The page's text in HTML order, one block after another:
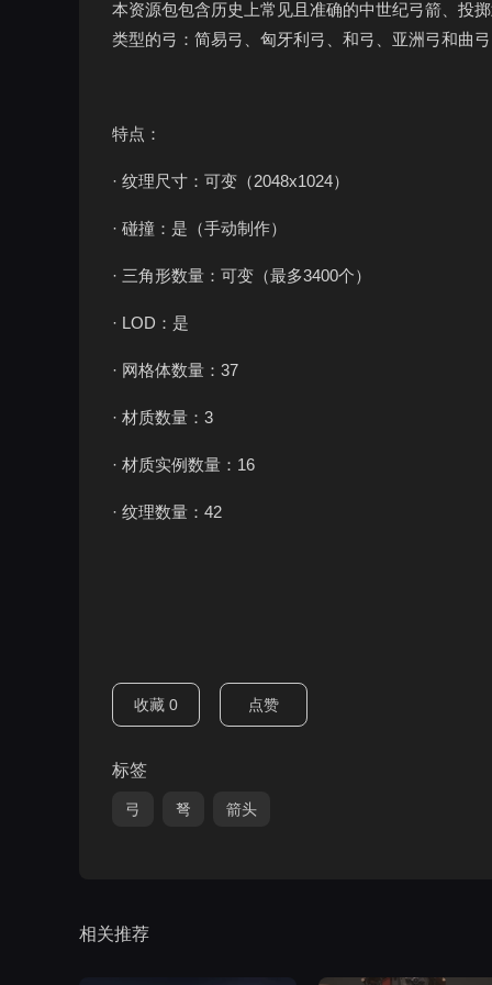
本资源包包含历史上常见且准确的中世纪弓箭、投
类型的弓：简易弓、匈牙利弓、和弓、亚洲弓和曲
特点：
· 纹理尺寸：可变（2048x1024）
· 碰撞：是（手动制作）
· 三角形数量：可变（最多3400个）
· LOD：是
· 网格体数量：37
· 材质数量：3
· 材质实例数量：16
· 纹理数量：42
收藏 0 点赞
标签
弓 弩 箭头
相关推荐